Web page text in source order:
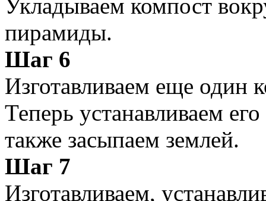
Укладываем компост
пирамиды.
Шаг 6
Изготавливаем еще один
Теперь устанавливаем
также засыпаем землей.
Шаг 7
Изготавливаем,